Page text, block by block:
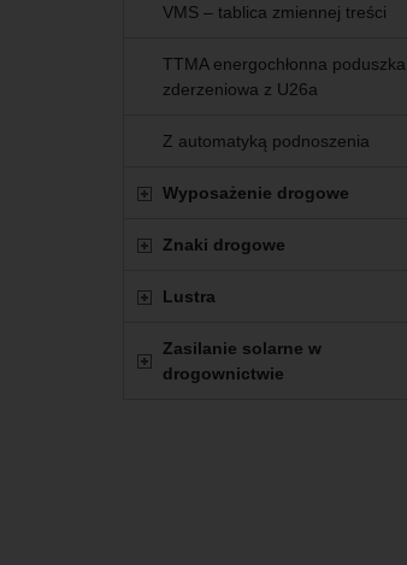
VMS – tablica zmiennej treści
TTMA energochłonna poduszka
zderzeniowa z U26a
Z automatyką podnoszenia
Wyposażenie drogowe
Znaki drogowe
Lustra
Zasilanie solarne w
drogownictwie